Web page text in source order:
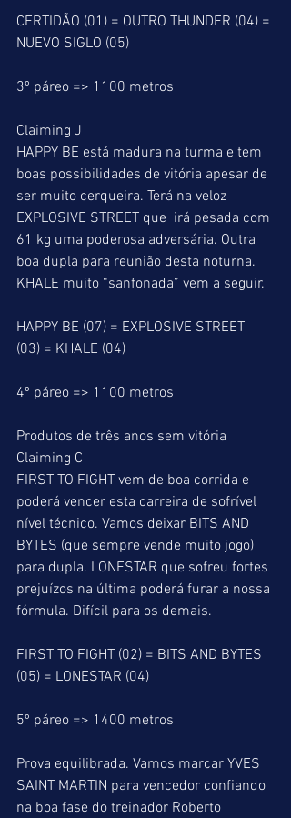
CERTIDÃO (01) = OUTRO THUNDER (04) =
NUEVO SIGLO (05)
3º páreo => 1100 metros
Claiming J
HAPPY BE está madura na turma e tem
boas possibilidades de vitória apesar de
ser muito cerqueira. Terá na veloz
EXPLOSIVE STREET que  irá pesada com
61 kg uma poderosa adversária. Outra
boa dupla para reunião desta noturna.
KHALE muito “sanfonada” vem a seguir.
HAPPY BE (07) = EXPLOSIVE STREET
(03) = KHALE (04)
4º páreo => 1100 metros
Produtos de três anos sem vitória
Claiming C
FIRST TO FIGHT vem de boa corrida e
poderá vencer esta carreira de sofrível
nível técnico. Vamos deixar BITS AND
BYTES (que sempre vende muito jogo)
para dupla. LONESTAR que sofreu fortes
prejuízos na última poderá furar a nossa
fórmula. Difícil para os demais.
FIRST TO FIGHT (02) = BITS AND BYTES
(05) = LONESTAR (04)
5º páreo => 1400 metros
Prova equilibrada. Vamos marcar YVES
SAINT MARTIN para vencedor confiando
na boa fase do treinador Roberto